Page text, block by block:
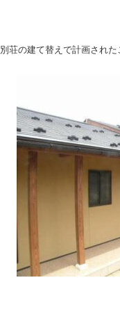
別荘の建て替えで計画され